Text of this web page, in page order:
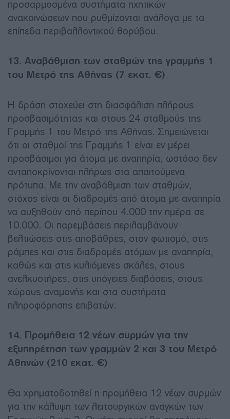
προσαρμοσμένα συστήματα ηχητικών
ανακοινώσεων που ρυθμίζονται ανάλογα με τα
επίπεδα περιβαλλοντικού θορύβου.
13. Αναβάθμιση των σταθμών της γραμμής 1
του Μετρό της Αθήνας (7 εκατ. €)
Η δράση στοχεύει στη διασφάλιση πλήρους
προσβασιμότητας και στους 24 σταθμούς της
Γραμμής 1 του Μετρό της Αθήνας. Σημειώνεται
ότι οι σταθμοί της Γραμμής 1 είναι εν μέρει
προσβάσιμοι για άτομα με αναπηρία, ωστόσο δεν
ανταποκρίνονται πλήρως στα απαιτούμενα
πρότυπα. Με την αναβάθμιση των σταθμών,
στόχος είναι οι διαδρομές από άτομα με αναπηρία
να αυξηθούν από περίπου 4.000 την ημέρα σε
10.000. Οι παρεμβάσεις περιλαμβάνουν
βελτιώσεις στις αποβάθρες, στον φωτισμό, στις
ράμπες και στις διαδρομές ατόμων με αναπηρία,
καθώς και στις κυλιόμενες σκάλες, στους
ανελκυστήρες, στις υπόγειες διαβάσεις, στους
χώρους αναμονής και στα συστήματα
πληροφόρησης επιβατών.
14. Προμήθεια 12 νέων συρμών για την
εξυπηρέτηση των γραμμών 2 και 3 του Μετρό
Αθηνών (210 εκατ. €)
Θα χρηματοδοτηθεί η προμήθεια 12 νέων συρμών
για την κάλυψη των λειτουργικών αναγκών των